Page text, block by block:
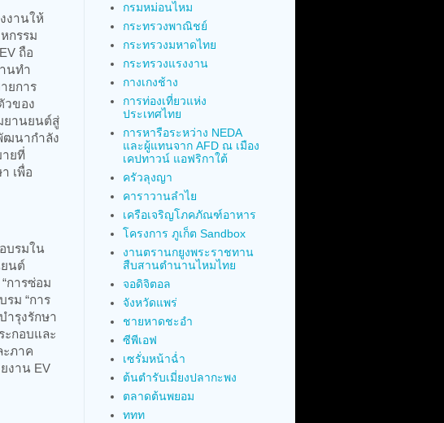
งานให้
กรรม
ถือ
นทำ
ยการ
วของ
ยานยนต์สู่
ฒนากำลัง
ยที่
เพื่อ
บรมใน
นต์
การซ่อม
ม “การ
ำรุงรักษา
ะกอบและ
ะภาค
งาน EV
กรมหม่อนไหม
กระทรวงพาณิชย์
กระทรวงมหาดไทย
กระทรวงแรงงาน
กางเกงช้าง
การท่องเที่ยวแห่ง
ประเทศไทย
การหารือระหว่าง NEDA
และผู้แทนจาก AFD ณ เมือง
เคปทาวน์ แอฟริกาใต้
ครัวลุงญา
คาราวานลำไย
เครือเจริญโภคภัณฑ์อาหาร
โครงการ ภูเก็ต Sandbox
งานตรานกยูงพระราชทาน
สืบสานตำนานไหมไทย
จอดิจิตอล
จังหวัดแพร่
ชายหาดชะอำ
ซีพีเอฟ
เซรั่มหน้าฉ่ำ
ต้นตำรับเมี่ยงปลากะพง
ตลาดต้นพยอม
ททท